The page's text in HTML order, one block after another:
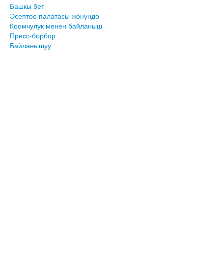
Башкы бет
Эсептөө палатасы жөнүндө
Коомчулук менен байланыш
Пресс-борбор
Байланышуу